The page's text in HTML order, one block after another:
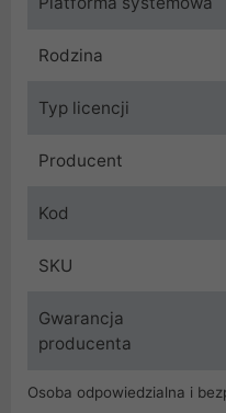
Rodzina
Typ licencji
Producent
Kod
SKU
Gwarancja
producenta
Osoba odpowiedzialna i